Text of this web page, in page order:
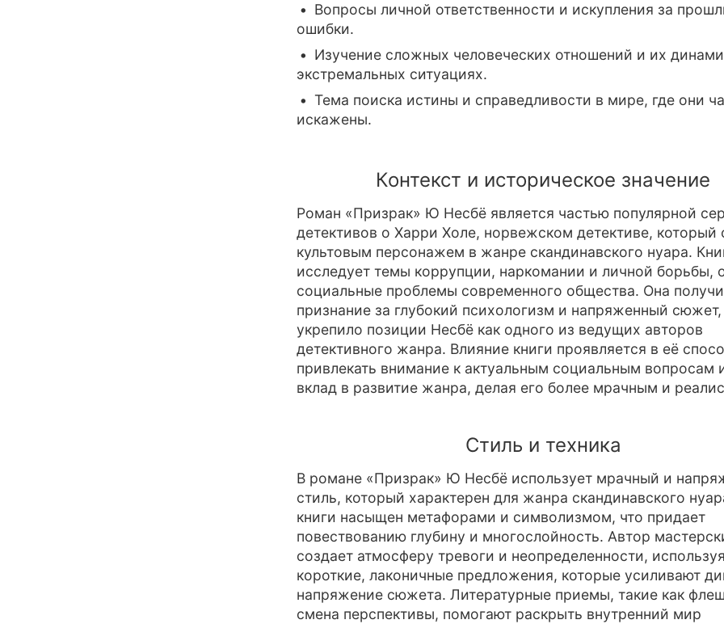
Вопросы личной ответственности и искупления за
ошибки.
Изучение сложных человеческих отношений и их
экстремальных ситуациях.
Тема поиска истины и справедливости в мире, где они
искажены.
Контекст и историческое значение
Роман «Призрак» Ю Несбё является частью популярной
детективов о Харри Холе, норвежском детективе, который
культовым персонажем в жанре скандинавского нуара.
исследует темы коррупции, наркомании и личной борьбы,
социальные проблемы современного общества. Она
признание за глубокий психологизм и напряженный сюжет,
укрепило позиции Несбё как одного из ведущих авторов
детективного жанра. Влияние книги проявляется в её
привлекать внимание к актуальным социальным вопросам
вклад в развитие жанра, делая его более мрачным и
Стиль и техника
В романе «Призрак» Ю Несбё использует мрачный и
стиль, который характерен для жанра скандинавского
книги насыщен метафорами и символизмом, что придает
повествованию глубину и многослойность. Автор
создает атмосферу тревоги и неопределенности, используя
короткие, лаконичные предложения, которые усиливают
напряжение сюжета. Литературные приемы, такие как
смена перспективы, помогают раскрыть внутренний мир